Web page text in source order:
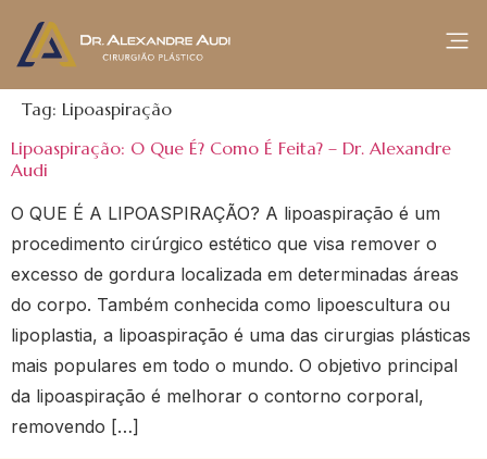
Tag: Lipoaspiração
Lipoaspiração: O Que É? Como É Feita? – Dr. Alexandre
Audi
O QUE É A LIPOASPIRAÇÃO? A lipoaspiração é um
procedimento cirúrgico estético que visa remover o
excesso de gordura localizada em determinadas áreas
do corpo. Também conhecida como lipoescultura ou
lipoplastia, a lipoaspiração é uma das cirurgias plásticas
mais populares em todo o mundo. O objetivo principal
da lipoaspiração é melhorar o contorno corporal,
removendo […]